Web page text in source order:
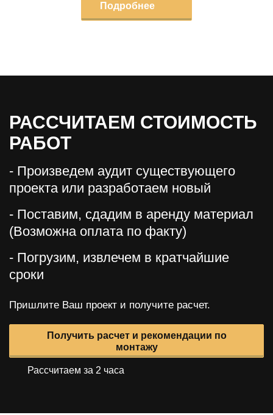
Подробнее
РАССЧИТАЕМ СТОИМОСТЬ
РАБОТ
- Произведем аудит существующего
проекта или разработаем новый
- Поставим, сдадим в аренду материал
(Возможна оплата по факту)
- Погрузим, извлечем в кратчайшие
сроки
Пришлите Ваш проект и получите расчет.
Получить расчет и рекомендации по
монтажу
Рассчитаем за 2 часа